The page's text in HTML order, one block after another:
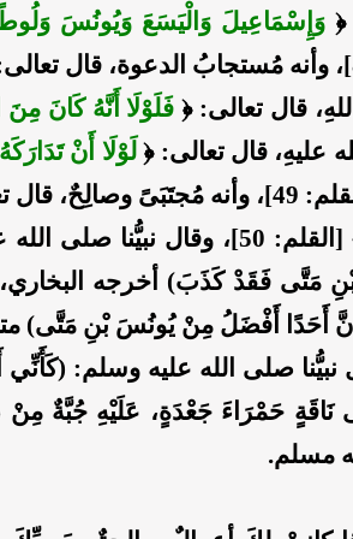
﴿وَإِسْمَاعِيلَ وَالْيَسَعَ وَيُونُسَ
، وأنه مُستجابُ الدعوة، قال
قال تعالى:﴿ فَلَوْلَا أَنَّهُ كَانَ
عليهِ، قال تعالى:﴿لَوْلَا أَنْ
49]
، وأنه مُجتَبَىً وصالِحٌ، قال
[القلم: 50]
، وقال نبيُّنا صلى
مَتَّى فَقَدْ كَذَبَ) أخرجه
أَحَدًا ‌أَفْضَلُ ‌مِنْ ‌يُونُسَ بْنِ مَتَّى)
نبيُّنا صلى الله عليه وسلم:
نَاقَةٍ حَمْرَاءَ جَعْدَةٍ، عَلَيْهِ جُبَّةٌ
مسلم.